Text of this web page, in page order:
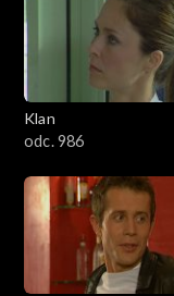
2101–2200
2001–2100
1901–2000
1801–1900
1701–1800
Klan
odc. 986